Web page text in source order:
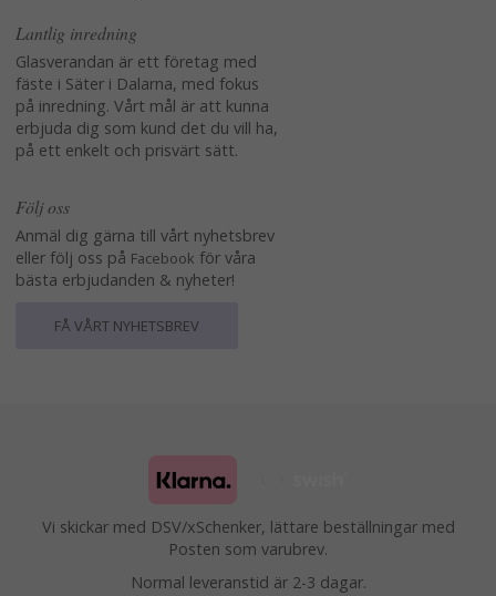
Lantlig inredning
Glasverandan är ett företag med
fäste i Säter i Dalarna, med fokus
på inredning. Vårt mål är att kunna
erbjuda dig som kund det du vill ha,
på ett enkelt och prisvärt sätt.
Följ oss
Anmäl dig gärna till vårt nyhetsbrev
eller följ oss på Facebook för våra
bästa erbjudanden & nyheter!
FÅ VÅRT NYHETSBREV
Vi skickar med DSV/xSchenker, lättare beställningar med
Posten som varubrev.
Normal leveranstid är 2-3 dagar.